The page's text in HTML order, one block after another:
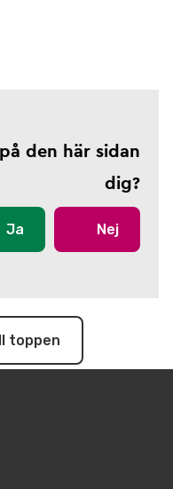
den här sidan
dig?
Ja Nej
toppen